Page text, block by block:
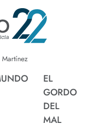
EL
GORDO
DEL
MAL